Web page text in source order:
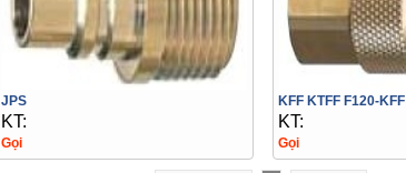
JPS
KT:
Gọi
KFF KTFF F120-KFF
KT:
Gọi